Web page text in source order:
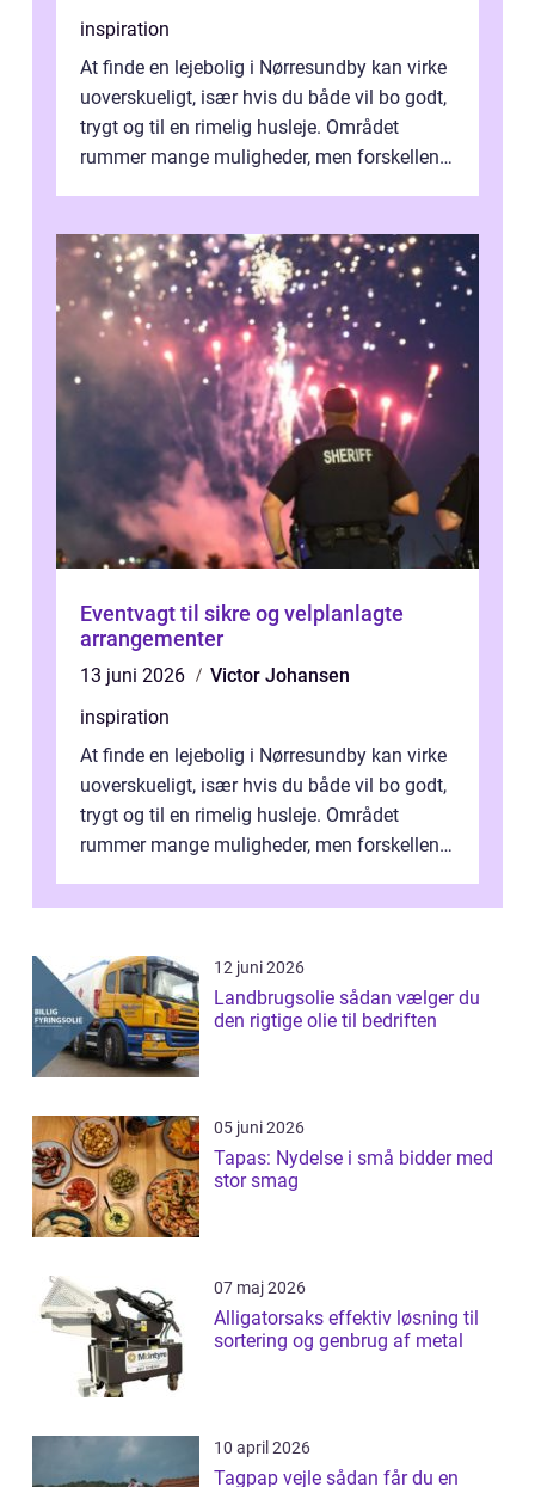
inspiration
At finde en lejebolig i Nørresundby kan virke
uoverskueligt, især hvis du både vil bo godt,
trygt og til en rimelig husleje. Området
rummer mange muligheder, men forskellene
Eventvagt til sikre og velplanlagte
arrangementer
13 juni 2026
Victor Johansen
inspiration
At finde en lejebolig i Nørresundby kan virke
uoverskueligt, især hvis du både vil bo godt,
trygt og til en rimelig husleje. Området
rummer mange muligheder, men forskellene
12 juni 2026
Landbrugsolie sådan vælger du
den rigtige olie til bedriften
05 juni 2026
Tapas: Nydelse i små bidder med
stor smag
07 maj 2026
Alligatorsaks effektiv løsning til
sortering og genbrug af metal
10 april 2026
Tagpap vejle sådan får du en